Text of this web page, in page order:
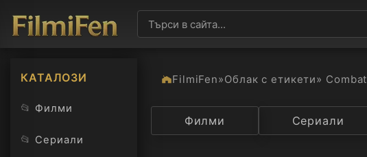
КАТАЛОЗИ
📂 Филми
📂 Сериали
FilmiFen»Облак с етикети» Combat
Категория Държава
Филми Сериали